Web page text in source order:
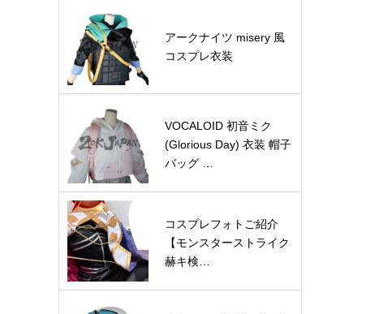
アークナイツ misery 風
コスプレ衣装
VOCALOID 初音ミク
(Glorious Day) 衣装 帽子
バッグ …
コスプレフォトご紹介
【モンスターストライク
赫キ検…